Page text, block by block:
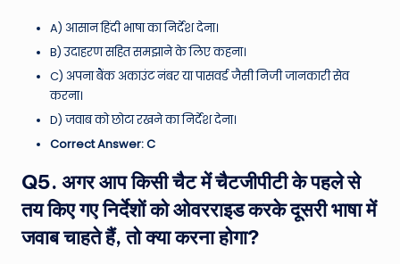
A) आसान हिंदी भाषा का निर्देश देना।
B) उदाहरण सहित समझाने के लिए कहना।
C) अपना बैंक अकाउंट नंबर या पासवर्ड जैसी निजी जानकारी सेव
करना।
D) जवाब को छोटा रखने का निर्देश देना।
Correct Answer: C
Q5. अगर आप किसी चैट में चैटजीपीटी के पहले से
तय किए गए निर्देशों को ओवरराइड करके दूसरी भाषा में
जवाब चाहते हैं, तो क्या करना होगा?